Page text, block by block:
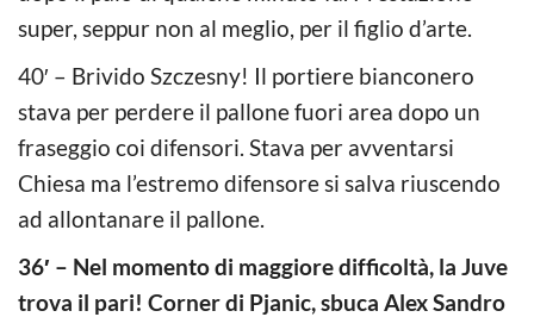
super, seppur non al meglio, per il figlio d’arte.
40′ – Brivido Szczesny! Il portiere bianconero
stava per perdere il pallone fuori area dopo un
fraseggio coi difensori. Stava per avventarsi
Chiesa ma l’estremo difensore si salva riuscendo
ad allontanare il pallone.
36′ – Nel momento di maggiore difficoltà, la Juve
trova il pari! Corner di Pjanic, sbuca Alex Sandro